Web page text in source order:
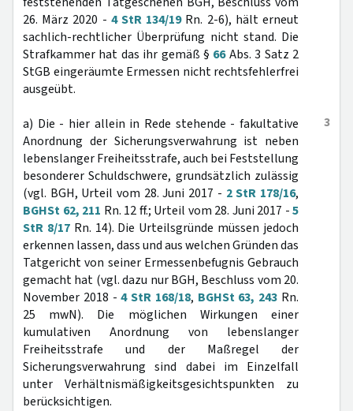
26. März 2020 - 4 StR 134/19Rn. 2-6), hält erneut
sachlich-rechtlicher Überprüfung nicht stand. Die
Strafkammer hat das ihr gemäß § 66Abs. 3 Satz 2
StGB eingeräumte Ermessen nicht rechtsfehlerfrei
ausgeübt.
3
a) Die - hier allein in Rede stehende - fakultative
Anordnung der Sicherungsverwahrung ist neben
lebenslanger Freiheitsstrafe, auch bei Feststellung
besonderer Schuldschwere, grundsätzlich zulässig
(vgl. BGH, Urteil vom 28. Juni 2017 - 2 StR 178/16,
BGHSt 62, 211 Rn. 12 ff.; Urteil vom 28. Juni 2017 -5
StR 8/17Rn. 14). Die Urteilsgründe müssen jedoch
erkennen lassen, dass und aus welchen Gründen das
Tatgericht von seiner Ermessenbefugnis Gebrauch
gemacht hat (vgl. dazu nur BGH, Beschluss vom 20.
November 2018 -4 StR 168/18, BGHSt 63, 243 Rn.
25 mwN). Die möglichen Wirkungen einer
kumulativen Anordnung von lebenslanger
Freiheitsstrafe und der Maßregel der
Sicherungsverwahrung sind dabei im Einzelfall
unter Verhältnismäßigkeitsgesichtspunkten zu
berücksichtigen.